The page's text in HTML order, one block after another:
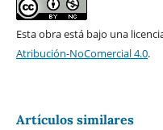
Esta obra está bajo una
Atribución-NoComercial 4.0.
Artículos similares